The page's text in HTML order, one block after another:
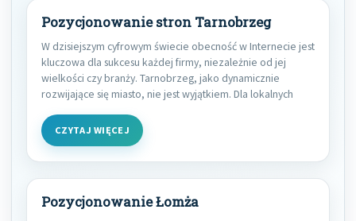
Pozycjonowanie stron Tarnobrzeg
W dzisiejszym cyfrowym świecie obecność w Internecie jest
kluczowa dla sukcesu każdej firmy, niezależnie od jej
wielkości czy branży. Tarnobrzeg, jako dynamicznie
rozwijające się miasto, nie jest wyjątkiem. Dla lokalnych
CZYTAJ WIĘCEJ
Pozycjonowanie Łomża